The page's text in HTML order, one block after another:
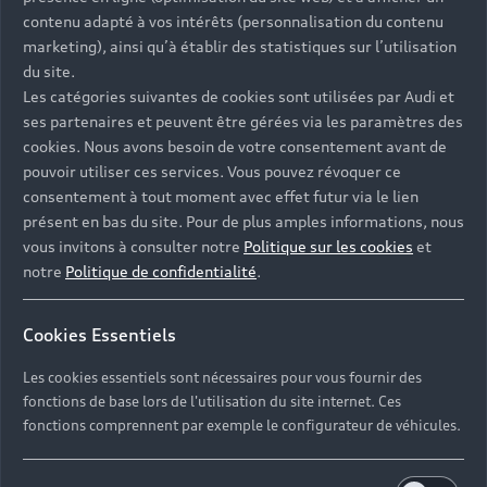
Informations et Service Clients
Accessibilité - Clients Sourds et Malentendants
Trouver mon Partenaire Audi
Berline
Avant
SUV électrique
SUV hybride
SUV
SUV compact
Financer mon Audi
Audi rent : location courte durée
Espace Client Audi Financial Services
Heycar
Voiture hybride
Voiture commerciale
Voiture de direction
SUV société
Achat véhicule de société
Flotte automobile
Entretenir et réparer mon Audi
Offres Après-Vente
Accessoires et équipements
Espace personnel myAudi
Informations client
Functions on Demand
Action de Service EA 189
Audi Assistance
Campagne de rappel Airbag Takata
Histoire du progrès
Notre vision
Nos technologies
myAudi experience
Carrières
© 2026 Audi France. Tous droits réservés.
Mentions légales
Politique sur les cookies
Gérer vos cookies
Politique de confidentialité
Système de lanceur d'alerte
Devis & RDV entretien en ligne
Opérateurs indépendants
Réseau Audi
Recevez toute l'actualité Audi
contenu adapté à vos intérêts (personnalisation du contenu
marketing), ainsi qu’à établir des statistiques sur l’utilisation
du site.
Les catégories suivantes de cookies sont utilisées par Audi et
ses partenaires et peuvent être gérées via les paramètres des
cookies. Nous avons besoin de votre consentement avant de
pouvoir utiliser ces services. Vous pouvez révoquer ce
consentement à tout moment avec effet futur via le lien
présent en bas du site. Pour de plus amples informations, nous
vous invitons à consulter notre Politique sur les cookies et
notre Politique de confidentialité.
Cookies Essentiels
Les cookies essentiels sont nécessaires pour vous fournir des
fonctions de base lors de l'utilisation du site internet. Ces
fonctions comprennent par exemple le configurateur de véhicules.